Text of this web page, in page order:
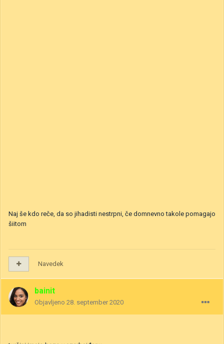
Naj še kdo reče, da so jihadisti nestrpni, če domnevno takole pomagajo
šiitom
Navedek
bainit
Objavljeno 28. september 2020